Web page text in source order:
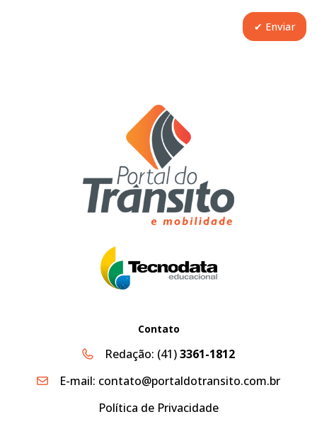
Contato
Redação: (41)3361-1812
E-mail: contato@portaldotransito.com.br
Política de Privacidade